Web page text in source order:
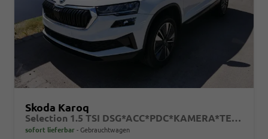
Skoda Karoq
Selection 1.5 TSI DSG*ACC*PDC*KAMERA*TEMPOMAT*LED*SMARTLINK*KLIMA*RADIO*17-ZOLL
sofort lieferbar Gebrauchtwagen